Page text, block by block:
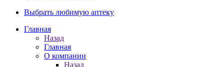
Выбрать любимую аптеку
Главная
Назад
Главная
О компании
Назад